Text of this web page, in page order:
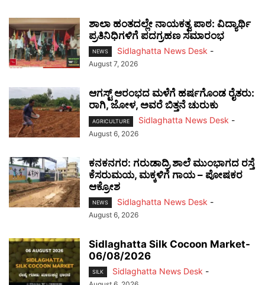
ಶಾಲಾ ಹಂತದಲ್ಲೇ ನಾಯಕತ್ವ ಪಾಠ: ವಿದ್ಯಾರ್ಥಿ
ಪ್ರತಿನಿಧಿಗಳಿಗೆ ಪದಗ್ರಹಣ ಸಮಾರಂಭ
NEWS Sidlaghatta News Desk -
August 7, 2026
ಆಗಸ್ಟ್ ಆರಂಭದ ಮಳೆಗೆ ಹರ್ಷಗೊಂಡ ರೈತರು:
ರಾಗಿ, ಜೋಳ, ಅವರೆ ಬಿತ್ತನೆ ಚುರುಕು
AGRICULTURE Sidlaghatta News Desk -
August 6, 2026
ಕನಕನಗರ: ಗರುಡಾದ್ರಿ ಶಾಲೆ ಮುಂಭಾಗದ ರಸ್ತೆ
ಕೆಸರುಮಯ, ಮಕ್ಕಳಿಗೆ ಗಾಯ – ಪೋಷಕರ
ಆಕ್ರೋಶ
NEWS Sidlaghatta News Desk -
August 6, 2026
Sidlaghatta Silk Cocoon Market-
06/08/2026
SILK Sidlaghatta News Desk -